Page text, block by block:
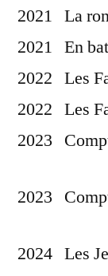
2021 La
2021 En
2022 Les
2022 Les
2023
2023
2024 Les